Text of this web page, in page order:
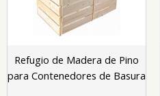
Refugio de Madera de Pino
para Contenedores de Basura